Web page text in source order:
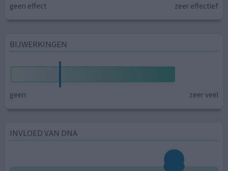
geen effect zeer effectief
BIJWERKINGEN
geen zeer veel
INVLOED VAN DNA